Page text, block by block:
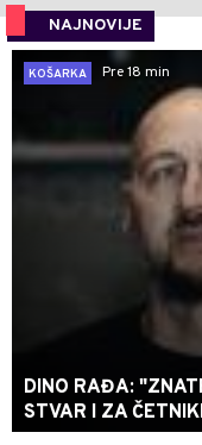
NAJNOVIJE
KOŠARKA
Pre 18 min
DINO RAĐA:
STVAR I ZA